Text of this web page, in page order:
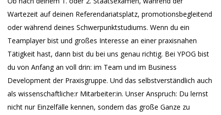
Wartezeit auf deinen Referendariatsplatz, promotionsbegleitend
oder während deines Schwerpunktstudiums. Wenn du ein
Teamplayer bist und großes Interesse an einer praxisnahen
Tätigkeit hast, dann bist du bei uns genau richtig. Bei YPOG bist
du von Anfang an voll drin: im Team und im Business
Development der Praxisgruppe. Und das selbstverständlich auch
als wissenschaftliche:r Mitarbeiter:in. Unser Anspruch: Du lernst
nicht nur Einzelfälle kennen, sondern das große Ganze zu